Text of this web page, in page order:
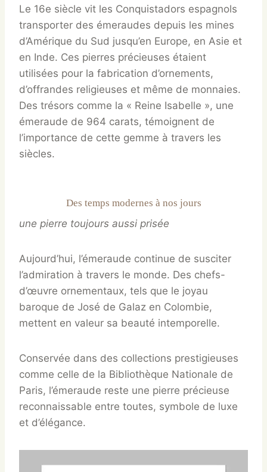
Le 16e siècle vit les Conquistadors espagnols
transporter des émeraudes depuis les mines
d’Amérique du Sud jusqu’en Europe, en Asie et
en Inde. Ces pierres précieuses étaient
utilisées pour la fabrication d’ornements,
d’offrandes religieuses et même de monnaies.
Des trésors comme la « Reine Isabelle », une
émeraude de 964 carats, témoignent de
l’importance de cette gemme à travers les
siècles.
Des temps modernes à nos jours
une pierre toujours aussi prisée
Aujourd’hui, l’émeraude continue de susciter
l’admiration à travers le monde. Des chefs-
d’œuvre ornementaux, tels que le joyau
baroque de José de Galaz en Colombie,
mettent en valeur sa beauté intemporelle.
Conservée dans des collections prestigieuses
comme celle de la Bibliothèque Nationale de
Paris, l’émeraude reste une pierre précieuse
reconnaissable entre toutes, symbole de luxe
et d’élégance.